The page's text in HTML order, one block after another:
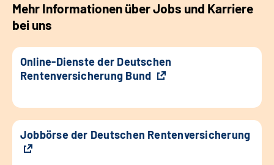
Mehr Informationen über Jobs und Karriere
bei uns
Online-Dienste der Deutschen
Rentenversicherung Bund
Jobbörse der Deutschen Rentenversicherung